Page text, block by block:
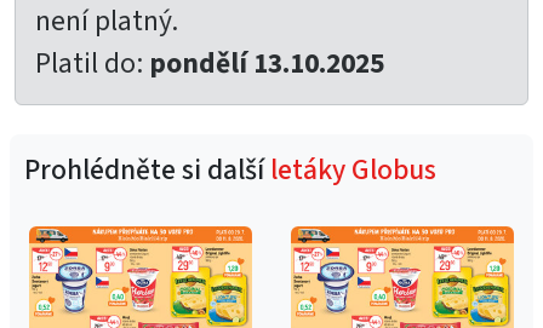
není platný.
Platil do: pondělí 13.10.2025
Prohlédněte si dalšíletáky Globus